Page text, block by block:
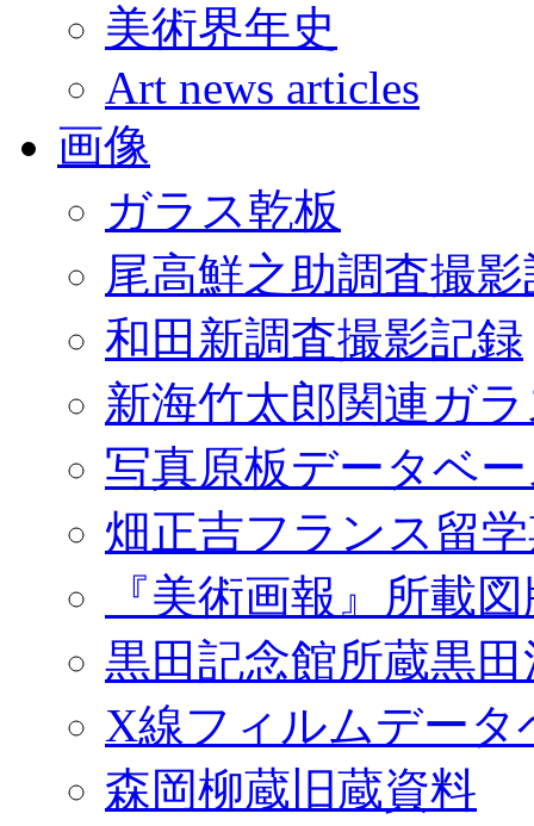
美術界年史
Art news articles
画像
ガラス乾板
尾高鮮之助調査撮
和田新調査撮影記録
新海竹太郎関連ガ
写真原板データベ
畑正吉フランス留
『美術画報』所載
黒田記念館所蔵黒
X線フィルムデータ
森岡柳蔵旧蔵資料